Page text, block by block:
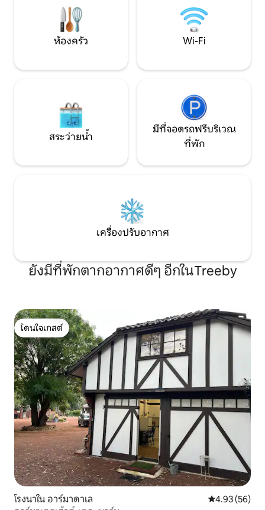
โดย Aus Vision Realty ที่ได้รับคะแนนสูง
สาธารณะ, โรงพยา
ระบบขนส่งสาธาร
บัส
ห้องครัว Wi-Fi
สระว่ายน้ำ
มีที่จอดรถฟรีบริเวณ
ที่พัก
เครื่องปรับอากาศ
ยังมีที่พักตากอากาศดีๆ อีกในTreeby
โดนใจเกสต์
โดนใจเกสต์
โรงนาใน อาร์มาดาเล คะแนนเฉลี่ย
4.93 (56)